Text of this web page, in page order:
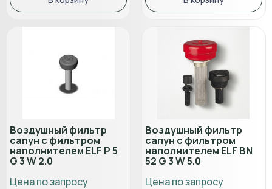
Воздушный фильтр
сапун с фильтром
наполнителем ELF P 5
G 3 W 2.0
Цена по запросу
Воздушный фильтр
сапун с фильтром
наполнителем ELF BN
52 G 3 W 5.0
Цена по запросу